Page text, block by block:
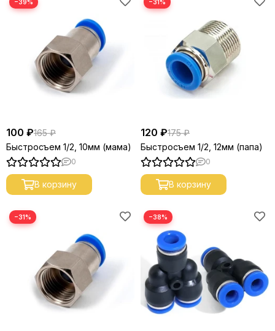
−39%
100 ₽165 ₽
Быстросъем 1/2, 10мм (мама)
0
В корзину
−31%
120 ₽175 ₽
Быстросъем 1/2, 12мм (папа)
0
В корзину
−31% −38%